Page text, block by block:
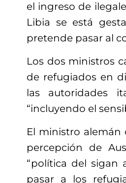
el ingreso de
Libia se está
pretende pasar al
Los dos ministros
de refugiados en
las autoridades
“incluyendo el
El ministro
percepción de
“política del sigan
pasar a los